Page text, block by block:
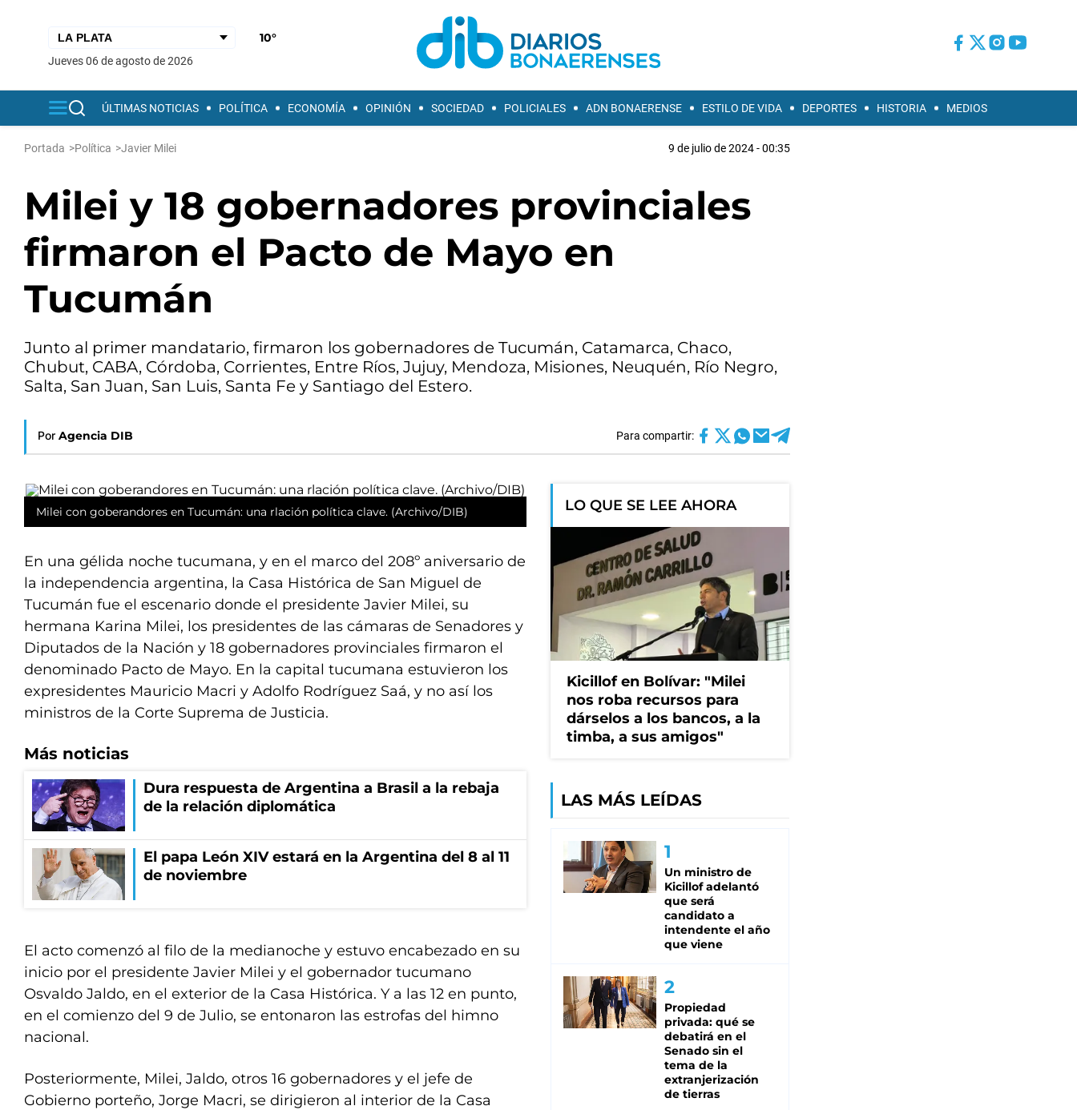
10°
jueves 06 de agosto de 2026
ÚLTIMAS NOTICIAS POLÍTICA ECONOMÍA OPINIÓN SOCIEDAD POLICIALES ADN BONAERENSE ESTILO DE VIDA DEPORTES HISTORIA MEDIOS
Portada >Política >Javier Milei 9 de julio de 2024 - 00:35
Milei y 18 gobernadores provinciales
firmaron el Pacto de Mayo en
Tucumán
Junto al primer mandatario, firmaron los gobernadores de Tucumán, Catamarca, Chaco,
Chubut, CABA, Córdoba, Corrientes, Entre Ríos, Jujuy, Mendoza, Misiones, Neuquén, Río Negro,
Salta, San Juan, San Luis, Santa Fe y Santiago del Estero.
Por Agencia DIB Para compartir:
Milei con goberandores en Tucumán: una rlación política clave. (Archivo/DIB)
En una gélida noche tucumana, y en el marco del 208º aniversario de
la independencia argentina, la Casa Histórica de San Miguel de
Tucumán fue el escenario donde el presidente Javier Milei, su
hermana Karina Milei, los presidentes de las cámaras de Senadores y
Diputados de la Nación y 18 gobernadores provinciales firmaron el
denominado Pacto de Mayo. En la capital tucumana estuvieron los
expresidentes Mauricio Macri y Adolfo Rodríguez Saá, y no así los
ministros de la Corte Suprema de Justicia.
Más noticias
Dura respuesta de Argentina a Brasil a la rebaja
de la relación diplomática
El papa León XIV estará en la Argentina del 8 al 11
de noviembre
El acto comenzó al filo de la medianoche y estuvo encabezado en su
inicio por el presidente Javier Milei y el gobernador tucumano
Osvaldo Jaldo, en el exterior de la Casa Histórica. Y a las 12 en punto,
en el comienzo del 9 de Julio, se entonaron las estrofas del himno
nacional.
Posteriormente, Milei, Jaldo, otros 16 gobernadores y el jefe de
Gobierno porteño, Jorge Macri, se dirigieron al interior de la Casa
LO QUE SE LEE AHORA
Kicillof en Bolívar: "Milei
nos roba recursos para
dárselos a los bancos, a la
timba, a sus amigos"
LAS MÁS LEÍDAS
Un ministro de
Kicillof adelantó
que será
candidato a
intendente el año
que viene
Propiedad
privada: qué se
debatirá en el
Senado sin el
tema de la
extranjerización
de tierras